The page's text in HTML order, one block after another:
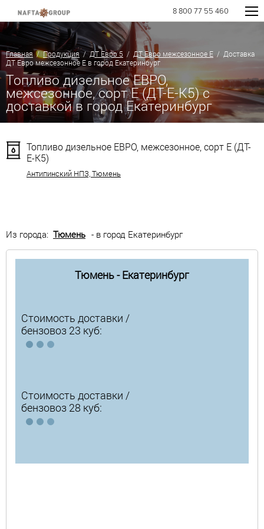
8 800 77 55 460
Главная/Продукция/ДТ Евро 5 / ДТ Евро межсезонное Е / Доставка
ДТ Евро межсезонное Е в город Екатеринбург
Топливо дизельное ЕВРО,
межсезонное, сорт Е (ДТ-Е-К5) с
доставкой в город Екатеринбург
Топливо дизельное ЕВРО, межсезонное, сорт Е (ДТ-
Е-К5)
Антипинский НПЗ, Тюмень
Из города: Тюмень - в город Екатеринбург
Тюмень - Екатеринбург
Стоимость доставки /
бензовоз 23 куб:
Стоимость доставки /
бензовоз 28 куб: